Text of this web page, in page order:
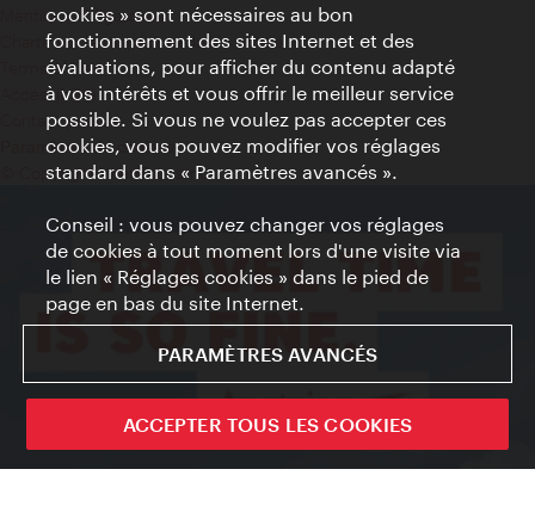
Mentions obligatoires
Charte sur le respect de la vie privée
Terms of Use
Accessibilité
Contact presse
Paramètres de cookies
© Copyright WienTourismus
cookies » sont nécessaires au bon
fonctionnement des sites Internet et des
évaluations, pour afficher du contenu adapté
à vos intérêts et vous offrir le meilleur service
possible. Si vous ne voulez pas accepter ces
cookies, vous pouvez modifier vos réglages
standard dans « Paramètres avancés ».
Conseil : vous pouvez changer vos réglages
de cookies à tout moment lors d'une visite via
le lien « Réglages cookies » dans le pied de
page en bas du site Internet.
PARAMÈTRES AVANCÉS
ACCEPTER TOUS LES COOKIES